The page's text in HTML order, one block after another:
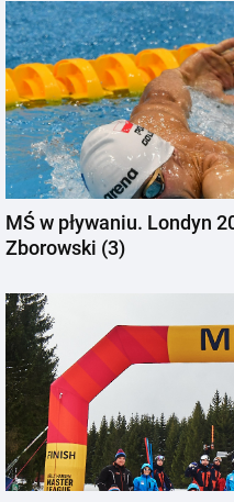
MŚ w pływaniu. Londyn
Zborowski (3)